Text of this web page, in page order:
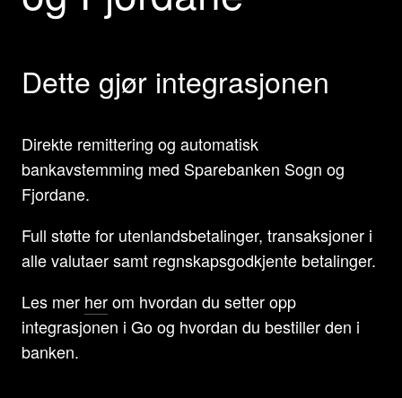
Om oss
Support
Dette gjør integrasjonen
Direkte remittering og automatisk
bankavstemming med Sparebanken Sogn og
Fjordane.
Full støtte for utenlandsbetalinger, transaksjoner i
alle valutaer samt regnskapsgodkjente betalinger.
Les mer herom hvordan du setter opp
integrasjonen i Go og hvordan du bestiller den i
banken.